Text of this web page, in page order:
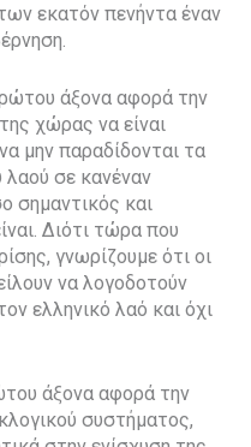
εκατόν πενήντα έναν
άξονα αφορά την
χώρας να είναι
μην παραδίδονται τα
λαού σε κανέναν
σημαντικός και
Διότι τώρα που
γνωρίζουμε ότι οι
να λογοδοτούν
ελληνικό λαό και όχι
άξονα αφορά την
συστήματος,